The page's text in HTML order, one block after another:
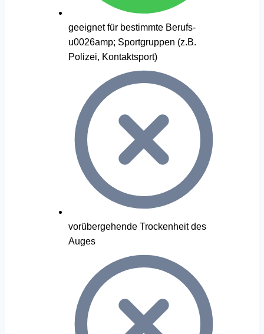
geeignet für bestimmte Berufs-
u0026amp; Sportgruppen (z.B.
Polizei, Kontaktsport)
vorübergehende Trockenheit des
Auges